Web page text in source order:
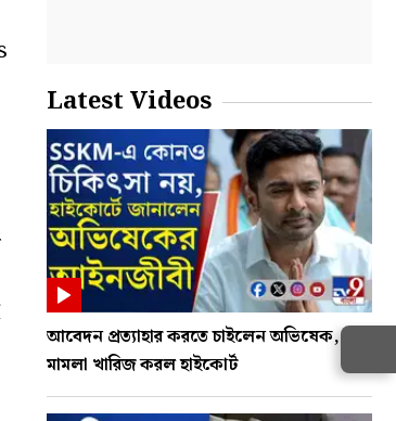
Latest Videos
আবেদন প্রত্যাহার করতে চাইলেন অভিষেক,
মামলা খারিজ করল হাইকোর্ট